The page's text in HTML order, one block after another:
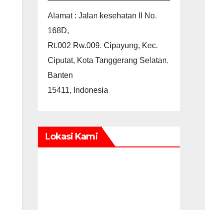
Alamat : Jalan kesehatan II No.
168D,
Rt.002 Rw.009, Cipayung, Kec.
Ciputat, Kota Tanggerang Selatan,
Banten
15411, Indonesia
Lokasi Kami